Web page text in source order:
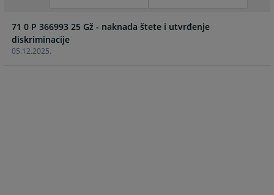
forward
to
interact
with
forward
with
05.12.2025.
71 0 P 366993 25 Gž - naknada štete i utvrđenje
diskriminacije